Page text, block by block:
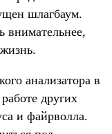
шлагбаум.
внимательнее,
анализатора в
других
и файрволла.